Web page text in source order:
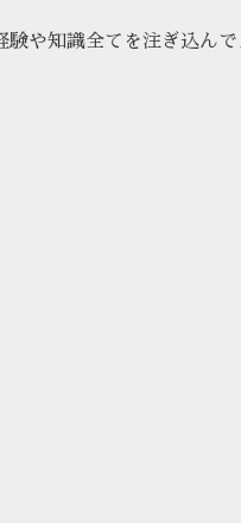
や知識全てを注ぎ込んで